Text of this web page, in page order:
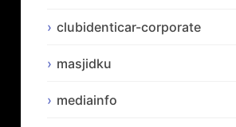
clubidenticar-corporate
masjidku
mediainfo